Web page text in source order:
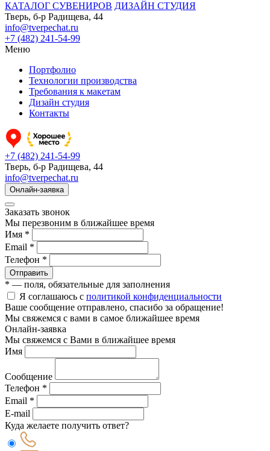
КАТАЛОГ СУВЕНИРОВ ДИЗАЙН СТУДИЯ
Тверь, б-р Радищева, 44
info@tverpechat.ru
+7 (482) 241-54-99
Меню
Портфолио
Технологии производства
Требования к макетам
Дизайн студия
Контакты
+7 (482) 241-54-99
Тверь, б-р Радищева, 44
info@tverpechat.ru
Онлайн-заявка
Заказать звонок
Мы перезвоним в ближайшее время
Имя *
Email *
Телефон *
Отправить
* — поля, обязательные для заполнения
Я соглашаюсь с политикой конфиденциальности
Ваше сообщение отправлено, спасибо за обращение!
Мы свяжемся с вами в самое ближайшее время
Онлайн-заявка
Мы свяжемся с Вами в ближайшее время
Имя
Сообщение
Телефон *
Email *
E-mail
Куда желаете получить ответ?